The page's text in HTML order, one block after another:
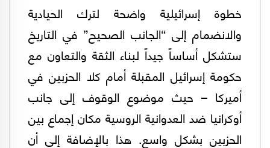
خطوة إسرائيلية واضحة لترك الحيادية
والانضمام إلى “الجانب الصحيح” في التاريخ
ستشكل أساساً جيداً لبناء الثقة والتعاون مع
حكومة إسرائيل المقبلة أمام كلا الحزبين في
أميركا – حيث موضوع الوقوف إلى جانب
أوكرانيا ضد العدوانية الروسية مكان إجماع بين
الحزبين بشكل واسع. هذا بالإضافة إلى أن